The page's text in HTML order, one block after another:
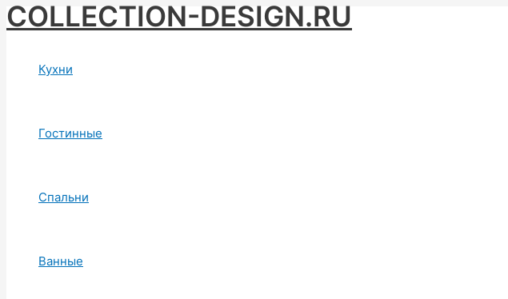
Skip
to
COLLECTION-DESIGN.RU
Кухни
Гостинные
Спальни
Ванные